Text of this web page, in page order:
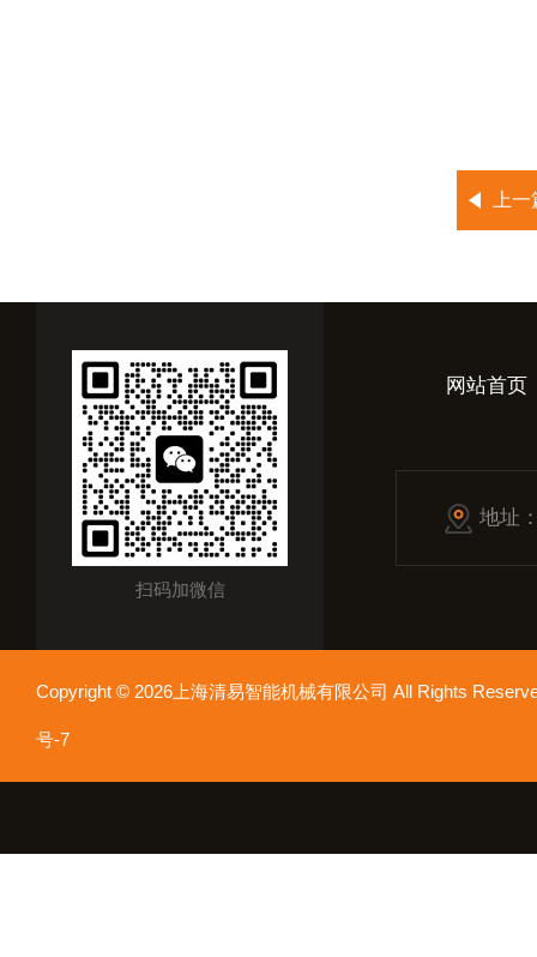
上
扫码加微信
网站首页
地址
Copyright © 2026上海清易智能机械有限公司 All Rights
号-7